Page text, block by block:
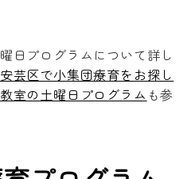
日プログラムについて詳し
芸区で小集団療育をお探し
室の土曜日プログラム も参